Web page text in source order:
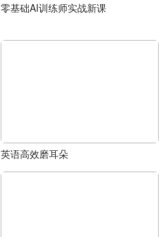
零基础AI训练师实战新课
英语高效磨耳朵